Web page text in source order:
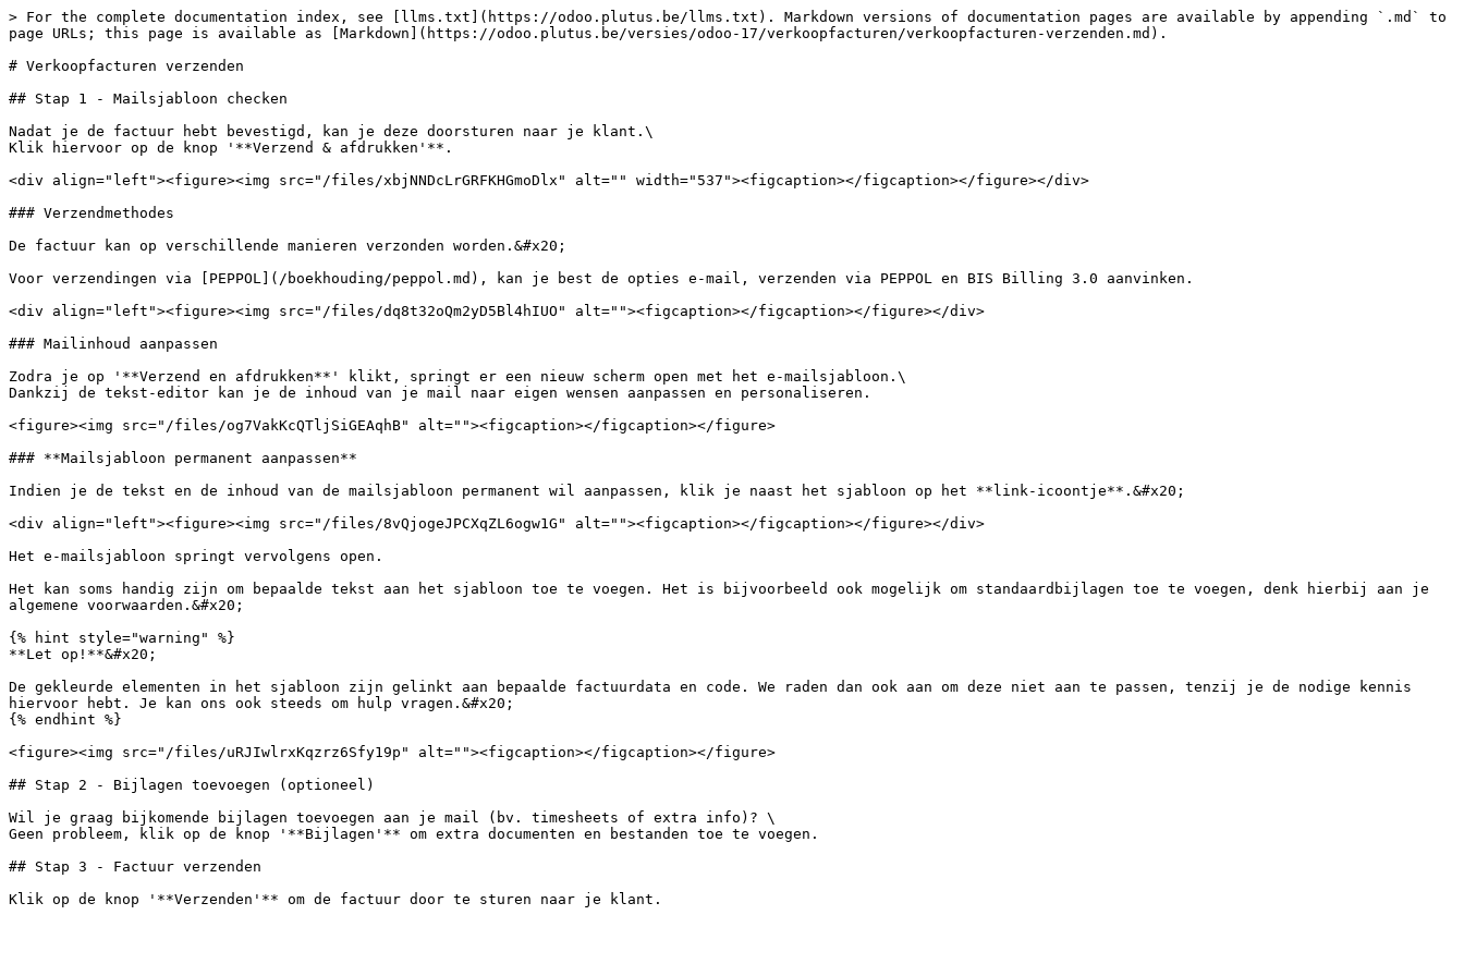
> For the complete documentation index, see [llms.txt](https://odoo.plutus.be/llms.txt). Markdown versions of documentation pages are available by appending `.md` to
page URLs; this page is available as [Markdown](https://odoo.plutus.be/versies/odoo-17/verkoopfacturen/verkoopfacturen-verzenden.md).
# Verkoopfacturen verzenden
## Stap 1 - Mailsjabloon checken
Nadat je de factuur hebt bevestigd, kan je deze doorsturen naar je klant.\
Klik hiervoor op de knop '**Verzend & afdrukken'**.
<div align="left"><figure><img src="/files/xbjNNDcLrGRFKHGmoDlx" alt="" width="537"><figcaption></figcaption></figure></div>
### Verzendmethodes
De factuur kan op verschillende manieren verzonden worden.&#x20;
Voor verzendingen via [PEPPOL](/boekhouding/peppol.md), kan je best de opties e-mail, verzenden via PEPPOL en BIS Billing 3.0 aanvinken.
<div align="left"><figure><img src="/files/dq8t32oQm2yD5Bl4hIUO" alt=""><figcaption></figcaption></figure></div>
### Mailinhoud aanpassen
Zodra je op '**Verzend en afdrukken**' klikt, springt er een nieuw scherm open met het e-mailsjabloon.\
Dankzij de tekst-editor kan je de inhoud van je mail naar eigen wensen aanpassen en personaliseren.
<figure><img src="/files/og7VakKcQTljSiGEAqhB" alt=""><figcaption></figcaption></figure>
### **Mailsjabloon permanent aanpassen**
Indien je de tekst en de inhoud van de mailsjabloon permanent wil aanpassen, klik je naast het sjabloon op het **link-icoontje**.&#x20;
<div align="left"><figure><img src="/files/8vQjogeJPCXqZL6ogw1G" alt=""><figcaption></figcaption></figure></div>
Het e-mailsjabloon springt vervolgens open.
Het kan soms handig zijn om bepaalde tekst aan het sjabloon toe te voegen. Het is bijvoorbeeld ook mogelijk om standaardbijlagen toe te voegen, denk hierbij aan je
algemene voorwaarden.&#x20;
{% hint style="warning" %}
**Let op!**&#x20;
De gekleurde elementen in het sjabloon zijn gelinkt aan bepaalde factuurdata en code. We raden dan ook aan om deze niet aan te passen, tenzij je de nodige kennis
hiervoor hebt. Je kan ons ook steeds om hulp vragen.&#x20;
{% endhint %}
<figure><img src="/files/uRJIwlrxKqzrz6Sfy19p" alt=""><figcaption></figcaption></figure>
## Stap 2 - Bijlagen toevoegen (optioneel)
Wil je graag bijkomende bijlagen toevoegen aan je mail (bv. timesheets of extra info)? \
Geen probleem, klik op de knop '**Bijlagen'** om extra documenten en bestanden toe te voegen.
## Stap 3 - Factuur verzenden